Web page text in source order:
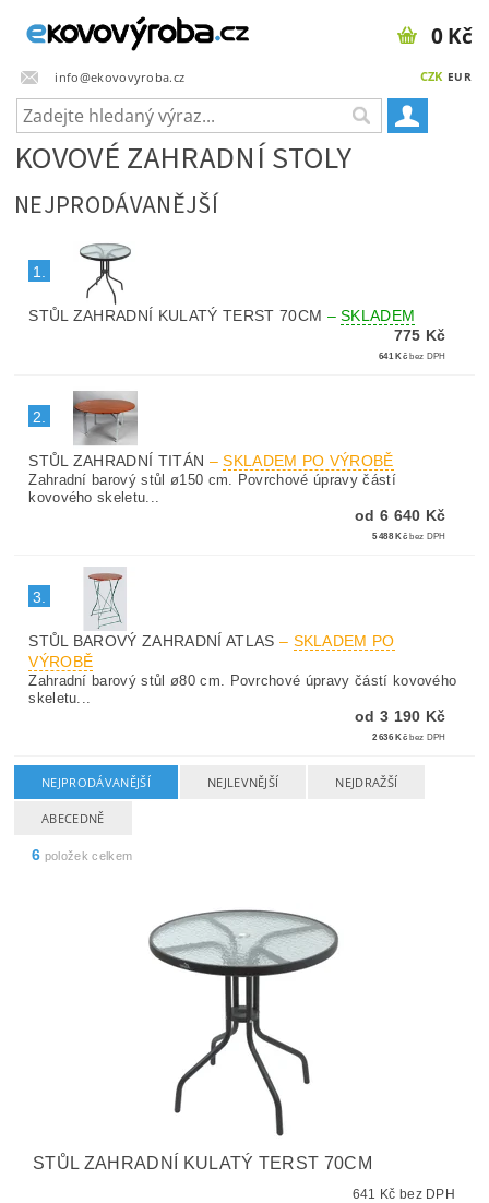
info@ekovovyroba.cz CZK EUR
0 Kč
KOVOVÉ ZAHRADNÍ STOLY
NEJPRODÁVANĚJŠÍ
1.
STŮL ZAHRADNÍ KULATÝ TERST 70CM –SKLADEM
775 Kč
641 Kč bez DPH
2.
STŮL ZAHRADNÍ TITÁN –SKLADEM PO VÝROBĚ
Zahradní barový stůl ø150 cm. Povrchové úpravy částí
kovového skeletu...
od 6 640 Kč
5 488 Kč bez DPH
3.
STŮL BAROVÝ ZAHRADNÍ ATLAS – SKLADEM PO
VÝROBĚ
Zahradní barový stůl ø80 cm. Povrchové úpravy částí kovového
skeletu...
od 3 190 Kč
2 636 Kč bez DPH
NEJPRODÁVANĚJŠÍ NEJLEVNĚJŠÍ NEJDRAŽŠÍ
ABECEDNĚ
6 položek celkem
STŮL ZAHRADNÍ KULATÝ TERST 70CM
641 Kč bez DPH